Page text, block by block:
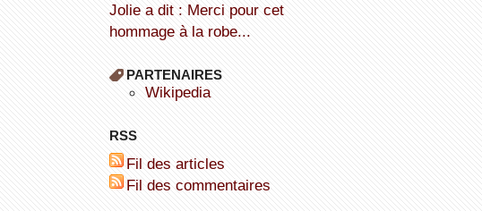
Jolie a dit : Merci pour cet
hommage à la robe...
PARTENAIRES
wikipedia
RSS
Fil des articles
Fil des commentaires